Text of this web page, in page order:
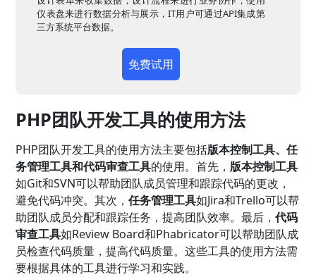
仪表盘来进行数据分析与展示，IT用户可通过API集成第
三方系统平台数据。
免费试用
PHP团队开发工具的使用方法
PHP团队开发工具的使用方法主要包括版本控制工具、任
务管理工具和代码审查工具的使用。首先，版本控制工具
如Git和SVN可以帮助团队成员管理和跟踪代码的更改，
避免代码冲突。其次，任务管理工具如Jira和Trello可以帮
助团队成员分配和跟踪任务，提高团队效率。最后，代码
审查工具如Review Board和Phabricator可以帮助团队成
员检查代码质量，提高代码质量。这些工具的使用方法需
要根据具体的工具进行学习和实践。